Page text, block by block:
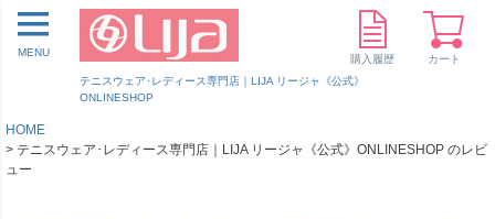
テニスウェア･レディース専門店｜LIJA リージャ《公式》
ONLINESHOP
MENU
購入履歴 カート
HOME
テニスウェア･レディース専門店｜LIJA リージャ《公式》ONLINESHOP のレビ
ュー